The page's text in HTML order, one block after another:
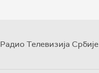
Радио Телевизија Србије